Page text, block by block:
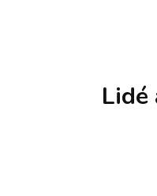
Lidé